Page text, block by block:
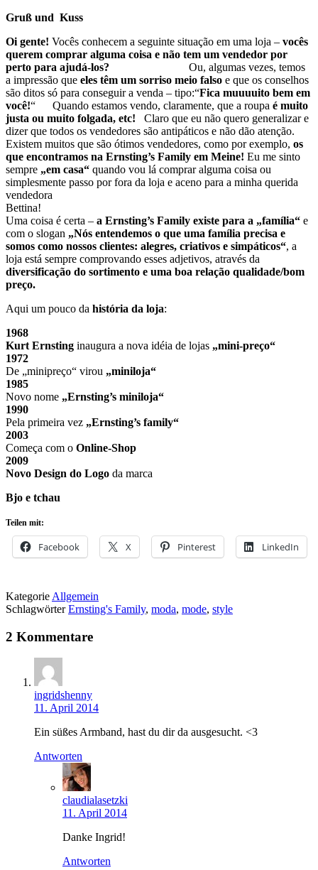
Gruß und Kuss
Oi gente! Vocês conhecem a seguinte situação em uma loja – vocês
querem comprar alguma coisa e não tem um vendedor por
perto para ajudá-los? Ou, algumas vezes, temos
a impressão que eles têm um sorriso meio falso e que os conselhos
são ditos só para conseguir a venda – tipo:“Fica muuuuito bem em
você!“ Quando estamos vendo, claramente, que a roupa é muito
justa ou muito folgada, etc! Claro que eu não quero generalizar e
dizer que todos os vendedores são antipáticos e não dão atenção.
Existem muitos que são ótimos vendedores, como por exemplo, os
que encontramos na Ernsting’s Family em Meine! Eu me sinto
sempre „em casa“ quando vou lá comprar alguma coisa ou
simplesmente passo por fora da loja e aceno para a minha querida
vendedora
Bettina!
Uma coisa é certa – a Ernsting’s Family existe para a „família“ e
com o slogan „Nós entendemos o que uma família precisa e
somos como nossos clientes: alegres, criativos e simpáticos“, a
loja está sempre comprovando esses adjetivos, através da
diversificação do sortimento e uma boa relação qualidade/bom
preço.
Aqui um pouco da história da loja:
1968
Kurt Ernsting inaugura a nova idéia de lojas „mini-preço“
1972
De „minipreço“ virou „miniloja“
1985
Novo nome „Ernsting’s miniloja“
1990
Pela primeira vez „Ernsting’s family“
2003
Começa com o Online-Shop
2009
Novo Design do Logo da marca
Bjo e tchau
Teilen mit:
Facebook X Pinterest LinkedIn
Kategorie Allgemein
SchlagwörterErnsting's Family, moda, mode, style
2 Kommentare
ingridshenny
11. April 2014
Ein süßes Armband, hast du dir da ausgesucht. <3
Antworten
claudialasetzki
11. April 2014
Danke Ingrid!
Antworten